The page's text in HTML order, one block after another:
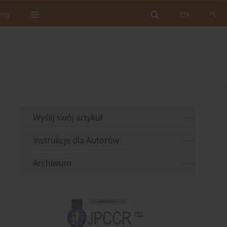
PL
EN
Wyślij swój artykuł
Instrukcje dla Autorów
Archiwum